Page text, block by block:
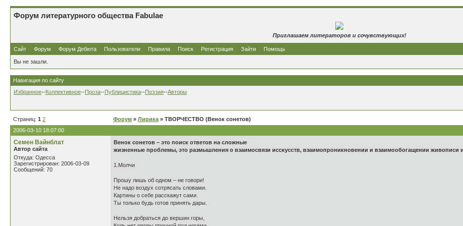
Форум литературного общества Fabulae
Приглашаем литераторов и сочувствующих!
Сайт Форум Форум Дебюта Пользователи Правила Поиск Регистрация Зайти Помощь
Вы не зашли.
Навигация по сайту
Избранное--Коллективное--Проза--Публицистика--Поэзия--Авторы
Страниц: 1 2 Форум » Лирика » ТВОРЧЕСТВО (Венок сонетов)
2006-03-10 18:07:00
Семен Вайнблат
Автор сайта
Откуда: Одесса
Зарегистрирован: 2006-03-09
Сообщений: 70
Венок сонетов – это поиск ответов на сложные
жизненные проблемы, это размышления о взаимосвязи исскусств, взаимопроникновении и взаимообогащении живописи
1.Молчи
Прошу лишь об одном – не говори!
Не надо воздух сотрясать словами.
Картины о себе расскажут сами.
Ты только будь готов принять дары.
Нельзя добраться до вершин горы,